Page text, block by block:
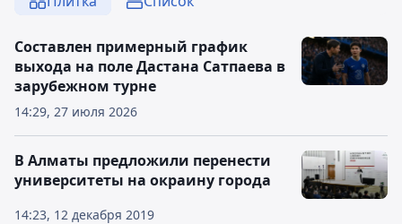
14:29, 27 июля 2026
Составлен примерный график
выхода на поле Дастана Сатпаева в
зарубежном турне
14:23, 12 декабря 2019
В Алматы предложили перенести
университеты на окраину города